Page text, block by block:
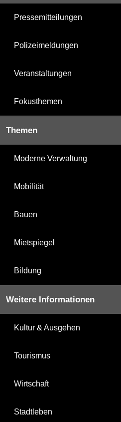
Pressemitteilungen
Polizeimeldungen
Veranstaltungen
Fokusthemen
Themen
Moderne Verwaltung
Mobilität
Bauen
Mietspiegel
Bildung
Weitere Informationen
Kultur & Ausgehen
Tourismus
Wirtschaft
Stadtleben